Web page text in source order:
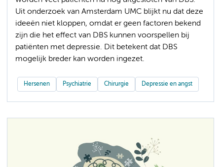
Uit onderzoek van Amsterdam UMC blijkt nu dat deze
ideeën niet kloppen, omdat er geen factoren bekend
zijn die het effect van DBS kunnen voorspellen bij
patiënten met depressie. Dit betekent dat DBS
mogelijk breder kan worden ingezet.
Hersenen Psychiatrie Chirurgie Depressie en angst